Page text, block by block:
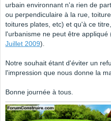
urbain environnant n'a rien de
ou perpendiculaire à la rue,
toitures plates, etc) et qu'à ce
l'urbanisme ne peut être appliqué
Juillet 2009).
Notre souhait étant d'éviter un
l'impression que nous donne la
Bonne journée à tous.